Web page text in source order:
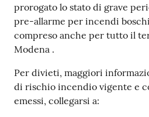
Tutti
gli
argomenti...
Seguici
prorogato lo stato di grave
pre-allarme per incendi
compreso anche per tutto il
Modena .
Per divieti, maggiori
di rischio incendio vigente e
emessi, collegarsi a: